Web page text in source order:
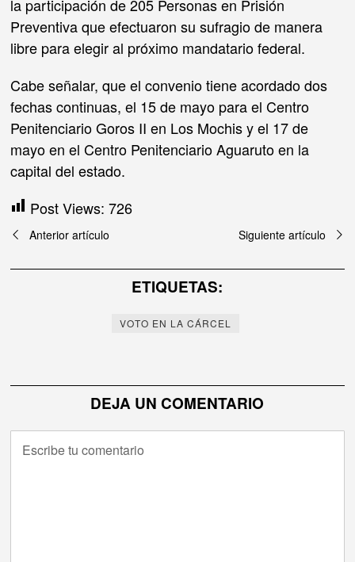
la participación de 205 Personas en Prisión
Preventiva que efectuaron su sufragio de manera
libre para elegir al próximo mandatario federal.
Cabe señalar, que el convenio tiene acordado dos
fechas continuas, el 15 de mayo para el Centro
Penitenciario Goros II en Los Mochis y el 17 de
mayo en el Centro Penitenciario Aguaruto en la
capital del estado.
Post Views: 726
Navegación
de
Anterior artículo Siguiente artículo
ETIQUETAS:
VOTO EN LA CÁRCEL
DEJA UN COMENTARIO